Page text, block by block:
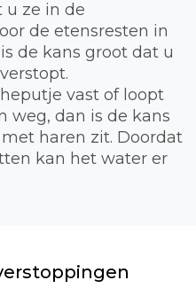
u ze in de
de etensresten in
de kans groot dat u
vast of loopt
weg, dan is de kans
haren zit. Doordat
kan het water er